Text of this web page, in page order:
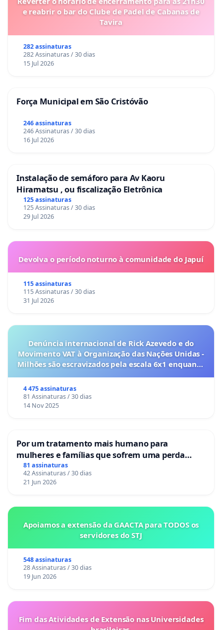
e reabrir o bar do Clube de Padel de Cabanas de
Tavira
282 assinaturas
282 Assinaturas / 30 dias
15 Jul 2026
Força Municipal em São Cristóvão
246 assinaturas
246 Assinaturas / 30 dias
16 Jul 2026
Instalação de semáforo para Av Kaoru
Hiramatsu , ou fiscalização Eletrônica
125 assinaturas
125 Assinaturas / 30 dias
29 Jul 2026
Devolva o período noturno à comunidade do Japuí
115 assinaturas
115 Assinaturas / 30 dias
31 Jul 2026
Denúncia internacional de Rick Azevedo e do
Movimento VAT à Organização das Nações Unidas -
Milhões são escravizados pela escala 6x1 enquanto
4 475 assinaturas
81 Assinaturas / 30 dias
14 Nov 2025
Por um tratamento mais humano para
mulheres e famílias que sofrem uma perda
gestacional nos hospitais portugueses
81 assinaturas
42 Assinaturas / 30 dias
21 Jun 2026
Apoiamos a extensão da GAACTA para TODOS os
servidores do STJ
548 assinaturas
28 Assinaturas / 30 dias
19 Jun 2026
Fim das Atividades de Extensão nas Universidades